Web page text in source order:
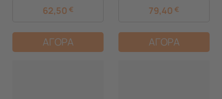
Ανθρακί-Διάφανο Ανθρακί
62,50 €
ΑΓΟΡΑ
Ανθρακί-Διάφανο
79,40 €
ΑΓΟΡΑ